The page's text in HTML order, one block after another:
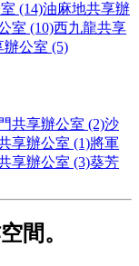
(14)油麻地共享辦
室 (10)西九龍共享
辦公室 (5)
共享辦公室 (2)沙
享辦公室 (1)將軍
享辦公室 (3)葵芳
間。